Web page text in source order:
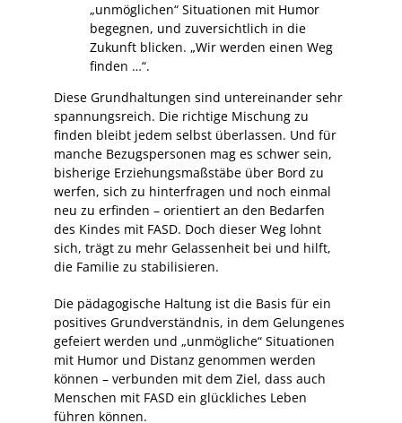
„unmöglichen“ Situationen mit Humor
begegnen, und zuversichtlich in die
Zukunft blicken. „Wir werden einen Weg
finden …“.
Diese Grundhaltungen sind untereinander sehr
spannungsreich. Die richtige Mischung zu
finden bleibt jedem selbst überlassen. Und für
manche Bezugspersonen mag es schwer sein,
bisherige Erziehungsmaßstäbe über Bord zu
werfen, sich zu hinterfragen und noch einmal
neu zu erfinden – orientiert an den Bedarfen
des Kindes mit FASD. Doch dieser Weg lohnt
sich, trägt zu mehr Gelassenheit bei und hilft,
die Familie zu stabilisieren.
Die pädagogische Haltung ist die Basis für ein
positives Grundverständnis, in dem Gelungenes
gefeiert werden und „unmögliche“ Situationen
mit Humor und Distanz genommen werden
können – verbunden mit dem Ziel, dass auch
Menschen mit FASD ein glückliches Leben
führen können.